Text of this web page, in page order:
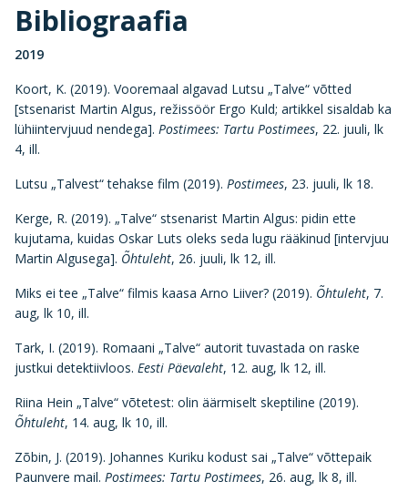
Bibliograafia
2019
Koort, K. (2019). Vooremaal algavad Lutsu „Talve“ võtted
[stsenarist Martin Algus, režissöör Ergo Kuld; artikkel sisaldab ka
lühiintervjuud nendega]. Postimees: Tartu Postimees, 22. juuli, lk
4, ill.
Lutsu „Talvest“ tehakse film (2019). Postimees, 23. juuli, lk 18.
Kerge, R. (2019). „Talve“ stsenarist Martin Algus: pidin ette
kujutama, kuidas Oskar Luts oleks seda lugu rääkinud [intervjuu
Martin Algusega]. Õhtuleht, 26. juuli, lk 12, ill.
Miks ei tee „Talve“ filmis kaasa Arno Liiver? (2019). Õhtuleht, 7.
aug, lk 10, ill.
Tark, I. (2019). Romaani „Talve“ autorit tuvastada on raske
justkui detektiivloos. Eesti Päevaleht, 12. aug, lk 12, ill.
Riina Hein „Talve“ võtetest: olin äärmiselt skeptiline (2019).
Õhtuleht, 14. aug, lk 10, ill.
Zõbin, J. (2019). Johannes Kuriku kodust sai „Talve“ võttepaik
Paunvere mail. Postimees: Tartu Postimees, 26. aug, lk 8, ill.